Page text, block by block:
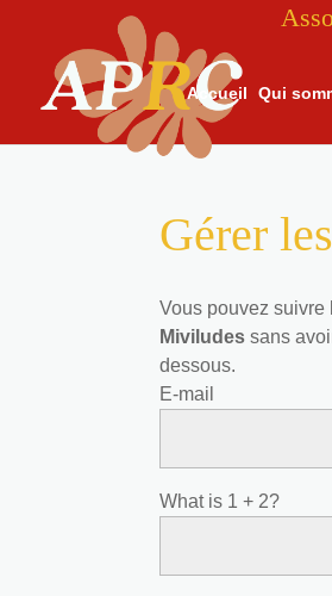
Accueil Qui
Gérer
Vous pouvez
Miviludes sans
dessous.
E-mail
What is 1 + 2?